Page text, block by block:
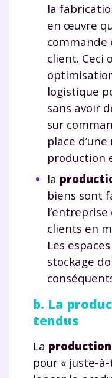
la
en œuvre
commande
client. Ceci
logistique
sans avoir
sur
place
production
la
biens sont
clients en
Les
stockage
b. La
tendus
La
pour « juste-